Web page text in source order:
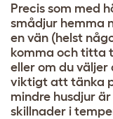
Precis som med
smådjur hemma
en vän (helst
komma och titta
eller om du
viktigt att tänka
mindre husdjur
skillnader i